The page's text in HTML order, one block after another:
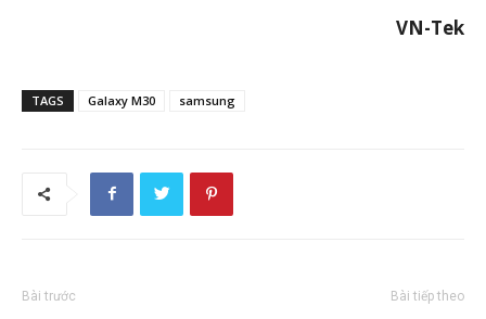
VN-Tek
TAGS Galaxy M30 samsung
Bài trước Bài tiếp theo